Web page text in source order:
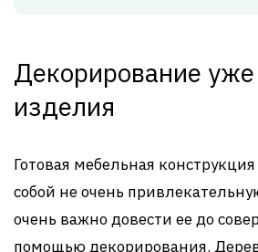
Декорирование уже
изделия
Готовая мебельная
собой не очень
очень важно довести ее до
помощью декорирования.